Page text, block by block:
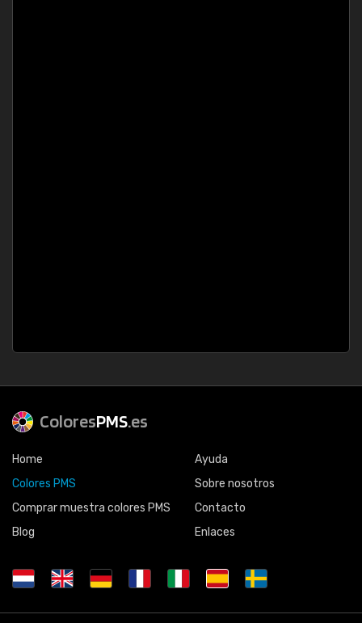
ColoresPMS.es
Home
Colores PMS
Comprar muestra colores PMS
Blog
Ayuda
Sobre nosotros
Contacto
Enlaces